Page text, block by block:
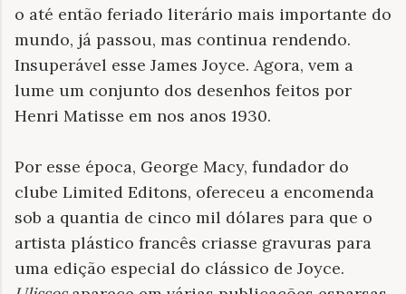
o até então feriado literário mais importante do
mundo, já passou, mas continua rendendo.
Insuperável esse James Joyce. Agora, vem a
lume um conjunto dos desenhos feitos por
Henri Matisse em nos anos 1930.
Por esse época, George Macy, fundador do
clube Limited Editons, ofereceu a encomenda
sob a quantia de cinco mil dólares para que o
artista plástico francês criasse gravuras para
uma edição especial do clássico de Joyce.